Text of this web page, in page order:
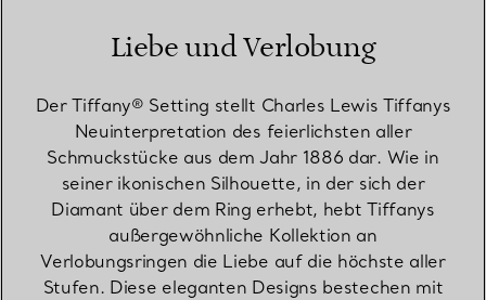
Liebe und Verlobung
Der Tiffany® Setting stellt Charles Lewis Tiffanys
Neuinterpretation des feierlichsten aller
Schmuckstücke aus dem Jahr 1886 dar. Wie in
seiner ikonischen Silhouette, in der sich der
Diamant über dem Ring erhebt, hebt Tiffanys
außergewöhnliche Kollektion an
Verlobungsringen die Liebe auf die höchste aller
Stufen. Diese eleganten Designs bestechen mit